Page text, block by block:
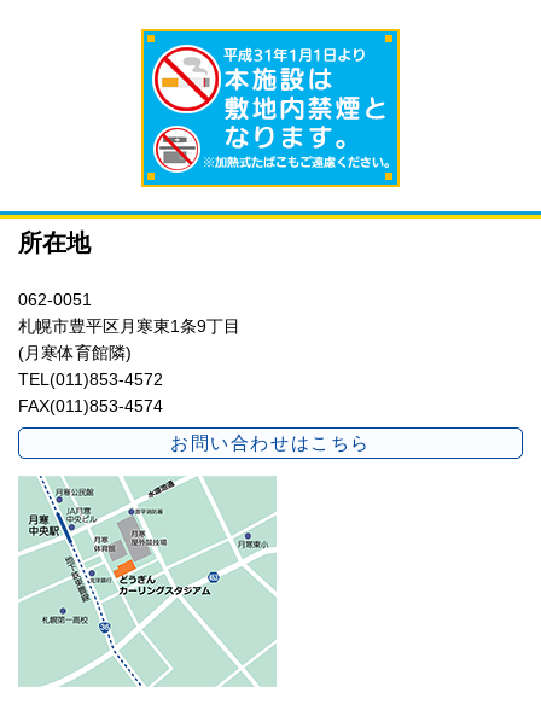
所在地
062-0051
札幌市豊平区月寒東1条9丁目
(月寒体育館隣)
TEL(011)853-4572
FAX(011)853-4574
お問い合わせはこちら